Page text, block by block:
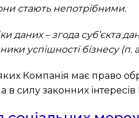
стають непотрібними.
даних – згода суб’єкта
успішності бізнесу (п. a
Компанія має право
силу законних